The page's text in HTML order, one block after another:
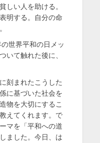
しい人を助ける。
明する。自分の命
世界平和の日メッ
いて触れた後に、
刻まれたこうした
に基づいた社会を
物を大切にするこ
えてくれます。で
マを「平和への道
ました。今日、は